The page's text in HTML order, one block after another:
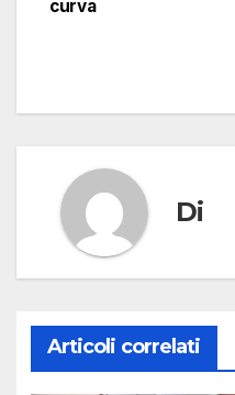
curva
Di
Articoli correlati